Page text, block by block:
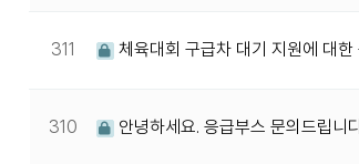
311 체육대회 구급차 대기 지원에 대한
310 안녕하세요. 응급부스 문의드립니